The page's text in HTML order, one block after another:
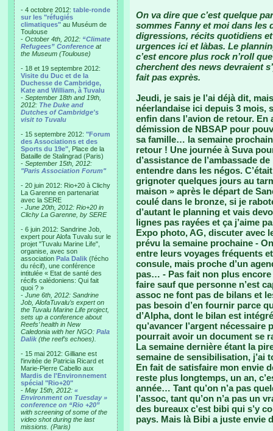
- 4 octobre 2012: table-ronde
sur les "réfugiés
climatiques" au Muséum de
Toulouse
- October 4th, 2012: “Climate
Refugees” Conference at
the Museum (Toulouse)
- 18 et 19 septembre 2012:
Visite du Duc et de la
Duchesse de Cambridge,
Kate and William, à Tuvalu
- September 18th and 19th,
2012: The Duke and
Dutches of Cambridge's
visit to Tuvalu
- 15 septembre 2012: "Forum
des Associations et des
Sports du 19e" , Place de la
Bataille de Stalingrad (Paris)
- September 15th, 2012:
"Paris Association Forum"
- 20 juin 2012: Rio+20 à Clichy
La Garenne en partenariat
avec la SERE
- June 20th, 2012: Rio+20 in
Clichy La Garenne, by SERE
- 6 juin 2012: Sandrine Job,
expert pour Alofa Tuvalu sur le
projet "Tuvalu Marine Life",
organise, avec son
association Pala Dalik (l’écho
du récif), une conférence
intitulée « Etat de santé des
récifs calédoniens: Qui fait
quoi ? »
- June 6th, 2012: Sandrine
Job, AlofaTuvalu’s expert on
the Tuvalu Marine Life project,
sets up a conference about
Reefs’ health in New
Caledonia with her NGO: Pala
Dalik (the reef’s echoes).
- 15 mai 2012: Gilliane est
l'invitée de Patricia Ricard et
Marie-Pierre Cabello aux
Mardis de l'Environnement
spécial "Rio+20"
- May 15th, 2012: «
Environment on Tuesday »
conference on “Rio +20”
with screening of some of the
video shot during the last
missions. (Paris)
On va dire que c’est quelque
sommes Fanny et moi dans les
digressions, récits quotidiens
urgences ici et làbas. Le
c’est encore plus rock n’roll
cherchent des news devraient
fait pas exprès.
Jeudi, je sais je l’ai déjà dit,
néerlandaise ici depuis 3 mois,
enfin dans l’avion de retour. En
démission de NBSAP pour
sa famille… la semaine
retour ! Une journée à Suva
d’assistance de l’ambassade
entendre dans les négos.
grignoter quelques jours au
maison » après le départ de
coulé dans le bronze, si je
d’autant le planning et vais
lignes pas rayées et ça j’aime
Expo photo, AG, discuter avec
prévu la semaine prochaine -
entre leurs voyages fréquents
consule, mais proche d’un
pas… - Pas fait non plus encore
faire sauf que personne n’est
assoc ne font pas de bilans et
pas besoin d’en fournir parce
d’Alpha, dont le bilan est
qu’avancer l’argent
pourrait avoir un document se
La semaine dernière étant la
semaine de sensibilisation, j’ai
En fait de satisfaire mon envie
reste plus longtemps, un an,
année… Tant qu’on n’a pas
l’assoc, tant qu’on n’a pas un
des bureaux c’est bibi qui s’y
pays. Mais là Bibi a juste envie